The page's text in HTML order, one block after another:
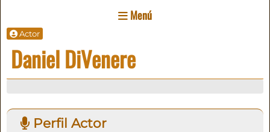
Menú
Actor
Daniel DiVenere
Perfil Actor